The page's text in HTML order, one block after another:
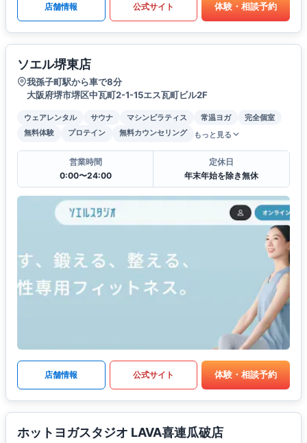
店舗情報 公式サイト 体験・相談予約
ソエル堺東店
我孫子町駅から車で8分
大阪府堺市堺区中瓦町2-1-15エス瓦町ビル2F
ウェアレンタル サウナ マシンピラティス 常温ヨガ
完全個室
無料体験
プロテイン 無料カウンセリング もっと見る
営業時間
0:00〜24:00
定休日
年末年始を除き無休
店舗情報 公式サイト 体験・相談予約
ホットヨガスタジオ LAVA喜連瓜破店